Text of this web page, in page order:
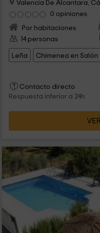
Valencia De Alcantara,
0 opiniones
Por habitaciones
14 personas
Leña Chimenea en Salón
Contacto directo
Respuesta inferior a 24h